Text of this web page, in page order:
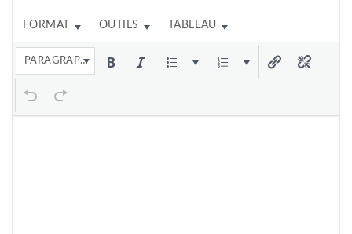
FORMAT OUTILS TABLEAU
PARAGRAPHE